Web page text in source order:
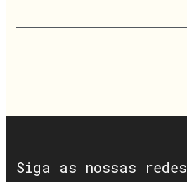
Siga as nossas redes